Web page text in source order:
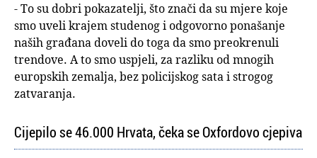
- To su dobri pokazatelji, što znači da su mjere koje
smo uveli krajem studenog i odgovorno ponašanje
naših građana doveli do toga da smo preokrenuli
trendove. A to smo uspjeli, za razliku od mnogih
europskih zemalja, bez policijskog sata i strogog
zatvaranja.
Cijepilo se 46.000 Hrvata, čeka se Oxfordovo cjepiva